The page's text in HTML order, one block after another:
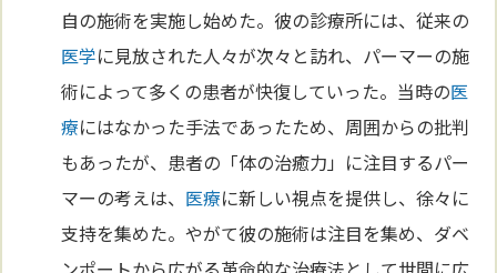
自の施術を実施し始めた。彼の診療所には、従来の
医学に見放された人々が次々と訪れ、パーマーの施
術によって多くの患者が快復していった。当時の医
療にはなかった手法であったため、周囲からの批判
もあったが、患者の「体の治癒力」に注目するパー
マーの考えは、 医療に新しい視点を提供し、徐々に
支持を集めた。やがて彼の施術は注目を集め、ダベ